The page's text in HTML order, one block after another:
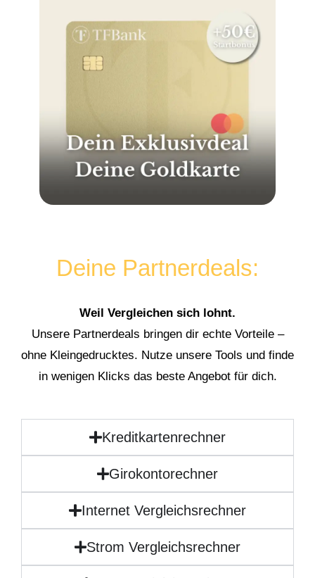
Deine Partnerdeals:
Weil Vergleichen sich lohnt.
Unsere Partnerdeals bringen dir echte Vorteile –
ohne Kleingedrucktes. Nutze unsere Tools und finde
in wenigen Klicks das beste Angebot für dich.
Kreditkartenrechner
Girokontorechner
Internet Vergleichsrechner
Strom Vergleichsrechner